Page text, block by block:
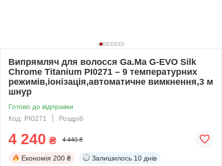
Випрямляч для волосся Ga.Ma G-EVO Silk
Chrome Titanium PI0271 – 9 температурних
режимів,іонізація,автоматичне вимкнення,3 м
шнур
Готово до відправки
Код: PI0271
Роздріб
4 240 ₴ 4 440 ₴
Економія 200 ₴ Залишилось 10 днів